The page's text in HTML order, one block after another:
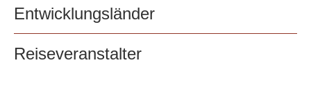
Entwicklungsländer
Reiseveranstalter